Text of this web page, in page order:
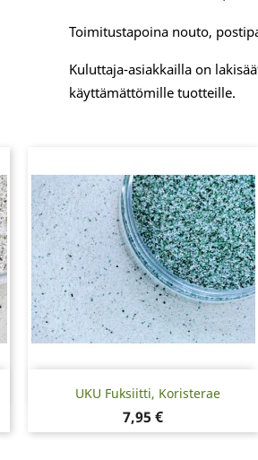
Toimitustapoina nouto,
Kuluttaja-asiakkailla on
käyttämättömille tuotteille.
UKU Fuksiitti, Koristerae
Hinta
7,95 €
Pikakatselu